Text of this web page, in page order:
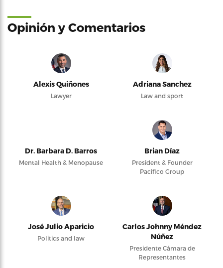
Opinión y Comentarios
Alexis Quiñones
Lawyer
Adriana Sanchez
Law and sport
Dr. Barbara D. Barros
Mental Health & Menopause
Brian Díaz
President & Founder
Pacifico Group
José Julio Aparicio
Politics and law
Carlos Johnny Méndez
Núñez
Presidente Cámara de
Representantes